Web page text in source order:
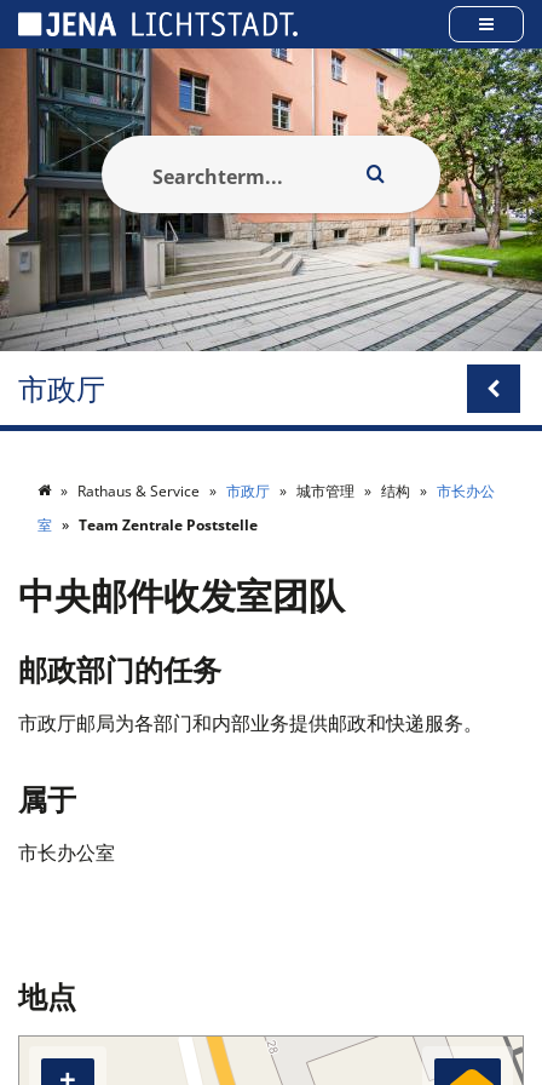
市政厅
Rathaus & Service 市政厅 城市管理 结构
市长办公
室
Team Zentrale Poststelle
中央邮件收发室团队
邮政部门的任务
市政厅邮局为各部门和内部业务提供邮政和快递服务。
属于
市长办公室
地点
Cookies management panel